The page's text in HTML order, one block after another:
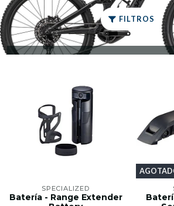
FILTROS
SPECIALIZED
Batería - Range Extender